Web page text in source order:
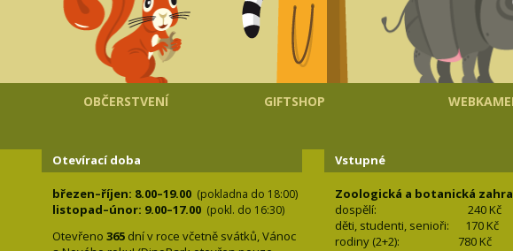
OBČERSTVENÍ GIFTSHOP
Otevírací doba
březen–říjen: 8.00–19.00 (pokladna do 18:00)
listopad–únor: 9.00–17.00 (pokl. do 16:30)
Otevřeno 365 dní v roce včetně svátků, Vánoc
Vstupné
Zoologická a botanická
dospělí:
240 Kč
děti, studenti, senioři: 170Kč
rodiny (2+2): 780Kč